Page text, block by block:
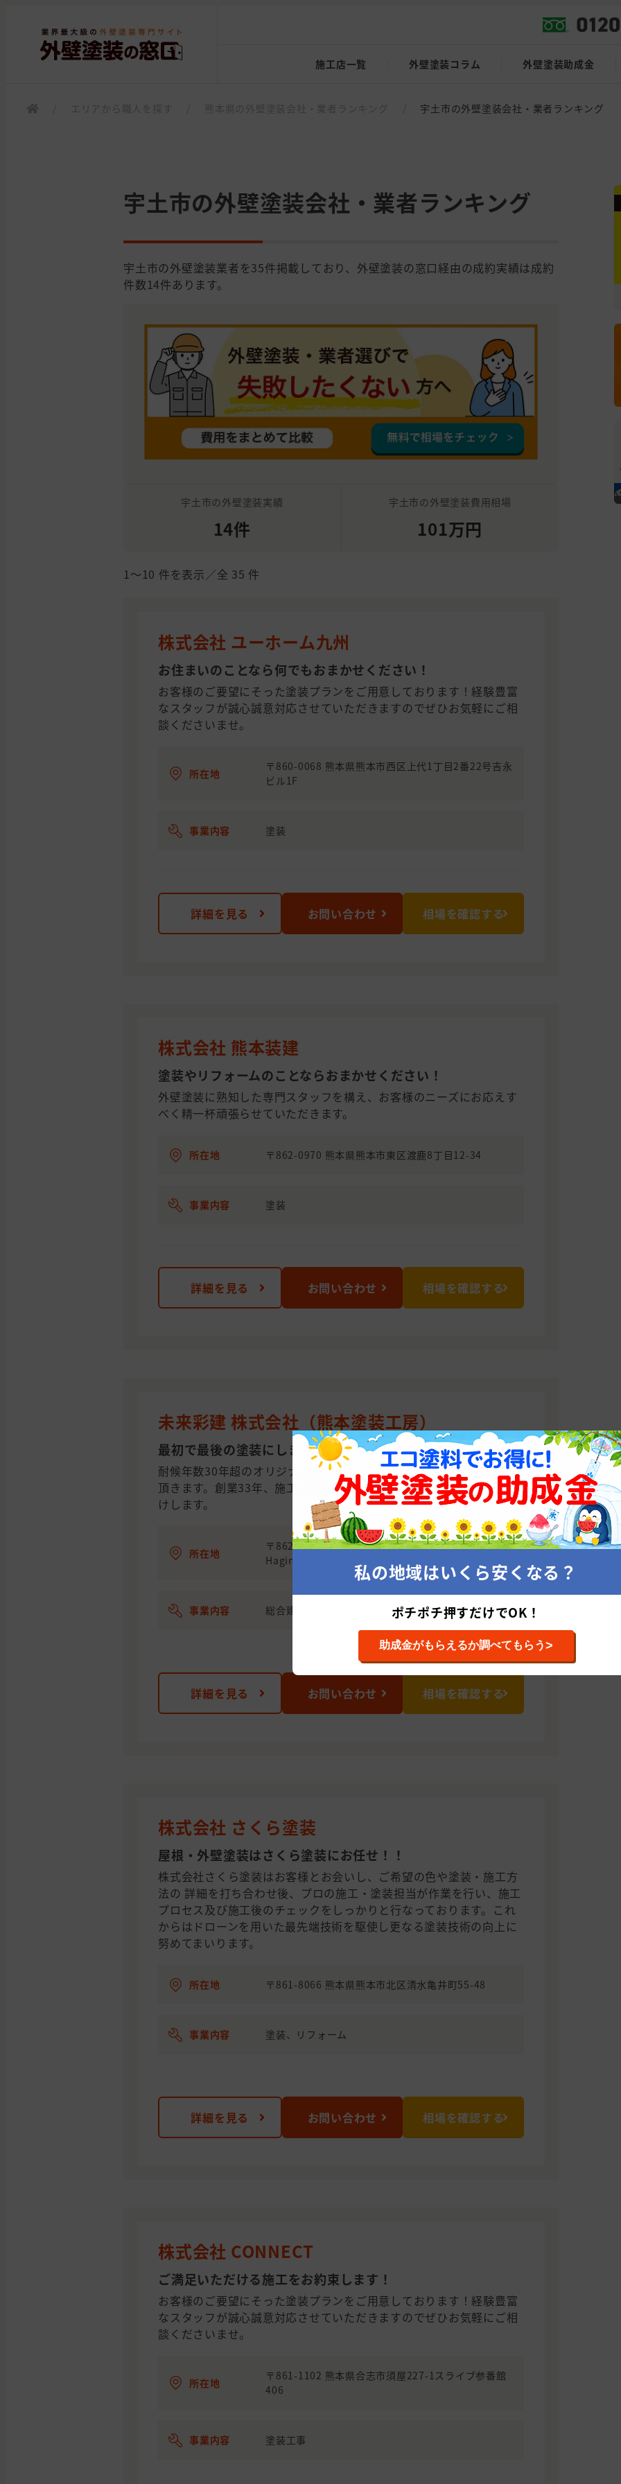
施工店一覧 外壁塗装コラム 外壁塗装助成金
宇土市の外壁塗装会社・業者ランキング
宇土市の外壁塗装会社・業者ランキング
宇土市の外壁塗装業者を35件掲載しており、外壁塗装の窓口経由の成約実績は成約
件数14件あります。
宇土市の外壁塗装実績
14件
宇土市の外壁塗装費用相場
101万円
1〜10 件を表示／全 35 件
株式会社 ユーホーム九州
お住まいのことなら何でもおまかせください！
お客様のご要望にそった塗装プランをご用意しております！経験豊富
なスタッフが誠心誠意対応させていただきますのでぜひお気軽にご相
談くださいませ。
所在地
〒860-0068 熊本県熊本市西区上代1丁目2番22号吉永
ビル1F
事業内容 塗装
詳細を見る お問い合わせ 相場を確認する
株式会社 熊本装建
塗装やリフォームのことならおまかせください！
外壁塗装に熟知した専門スタッフを構え、お客様のニーズにお応えす
べく精一杯頑張らせていただきます。
所在地 〒862-0970 熊本県熊本市東区渡鹿8丁目12-34
事業内容 塗装
詳細を見る お問い合わせ 相場を確認する
未来彩建 株式会社（熊本塗装工房）
最初で最後の塗装にしませんか
耐候年数30年超のオリジナル塗料で最初で最後の塗装をご提案させて
頂きます。創業33年、施工実績2000軒の信頼と実績で安心工事をお届
けします。
所在地
〒862-0942 熊本県熊本市東区江津3丁目4-12
Hagino51.BLD104
事業内容 総合建設業、住宅塗装業、ビル塗装業、店舗塗装業
詳細を見る お問い合わせ 相場を確認する
株式会社 さくら塗装
屋根・外壁塗装はさくら塗装にお任せ！！
株式会社さくら塗装はお客様とお会いし、ご希望の色や塗装・施工方
法の 詳細を打ち合わせ後、プロの施工・塗装担当が作業を行い、施工
プロセス及び施工後のチェックをしっかりと行なっております。 ​これ
からはドローンを用いた最先端技術を駆使し更なる塗装技術の向上に
努めてまいります。
所在地 〒861-8066 熊本県熊本市北区清水亀井町55-48
事業内容 塗装、リフォーム
詳細を見る お問い合わせ 相場を確認する
株式会社 CONNECT
ご満足いただける施工をお約束します！
お客様のご要望にそった塗装プランをご用意しております！経験豊富
なスタッフが誠心誠意対応させていただきますのでぜひお気軽にご相
談くださいませ。
所在地
〒861-1102 熊本県合志市須屋227-1スライブ参番館
406
事業内容 塗装工事
私の地域はいくら安くなる？
ポチポチ押すだけでOK！
助成金がもらえるか調べてもらう>